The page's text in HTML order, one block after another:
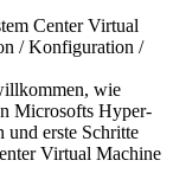
Center Virtual
/ Konfiguration /
wie
Microsofts Hyper-
erste Schritte
Virtual Machine